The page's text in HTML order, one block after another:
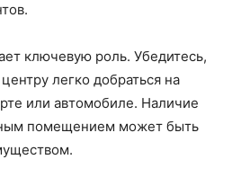
ключевую роль. Убедитесь,
легко добраться на
или автомобиле. Наличие
помещением может быть